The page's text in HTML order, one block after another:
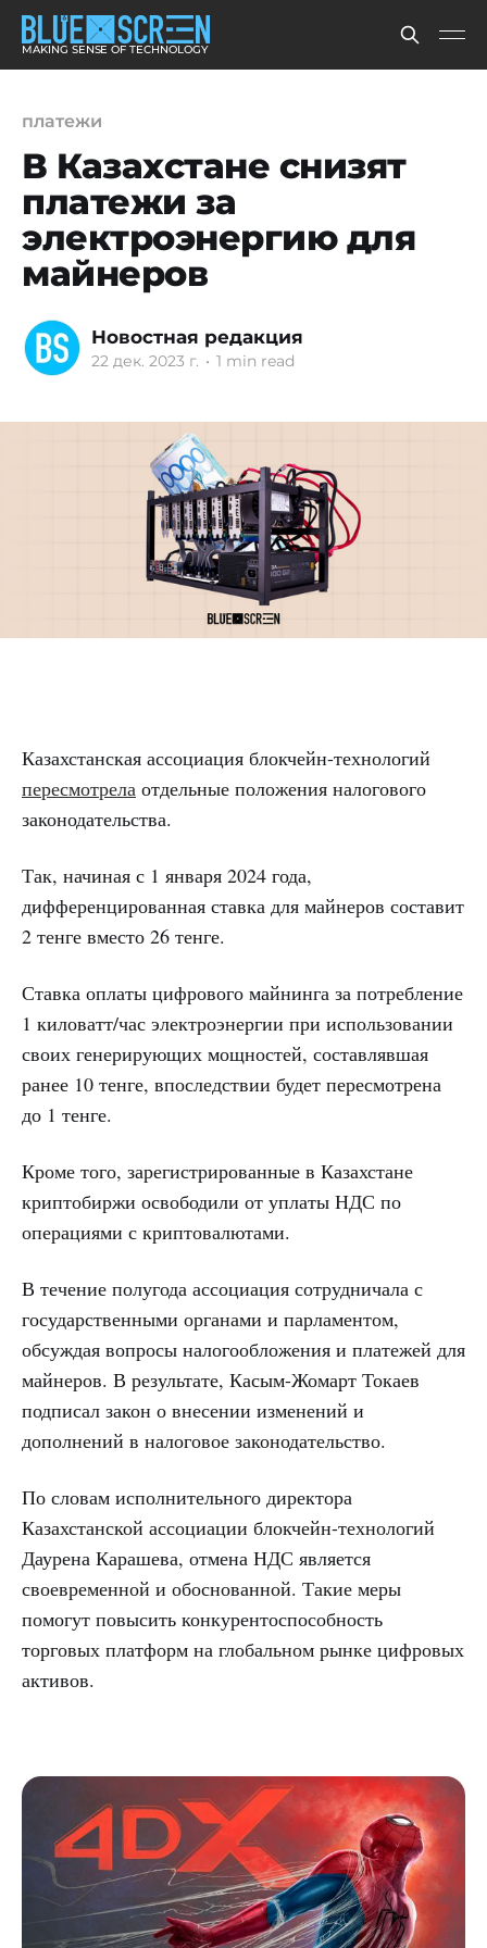
MAKING SENSE OF TECHNOLOGY
платежи
В Казахстане снизят
платежи за
электроэнергию для
майнеров
Новостная редакция
22 дек. 2023 г. • 1 min read
Казахстанская ассоциация блокчейн-технологий
пересмотрела отдельные положения налогового
законодательства.
Так, начиная с 1 января 2024 года,
дифференцированная ставка для майнеров составит
2 тенге вместо 26 тенге.
Ставка оплаты цифрового майнинга за потребление
1 киловатт/час электроэнергии при использовании
своих генерирующих мощностей, составлявшая
ранее 10 тенге, впоследствии будет пересмотрена
до 1 тенге.
Кроме того, зарегистрированные в Казахстане
криптобиржи освободили от уплаты НДС по
операциями с криптовалютами.
В течение полугода ассоциация сотрудничала с
государственными органами и парламентом,
обсуждая вопросы налогообложения и платежей для
майнеров. В результате, Касым-Жомарт Токаев
подписал закон о внесении изменений и
дополнений в налоговое законодательство.
По словам исполнительного директора
Казахстанской ассоциации блокчейн-технологий
Даурена Карашева, отмена НДС является
своевременной и обоснованной. Такие меры
помогут повысить конкурентоспособность
торговых платформ на глобальном рынке цифровых
активов.